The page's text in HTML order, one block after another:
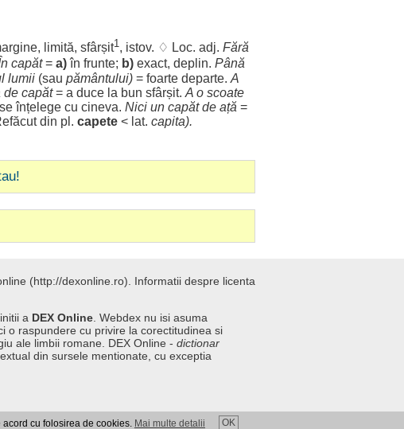
, limită, sfârșit1, istov. ♢ Loc. adj. Fără
capăt= a)în frunte; b) exact, deplin. Până
lumii (sau pământului) = foarte departe. A
de capăt= a duce la bun sfârșit. A o scoate
înțelege cu cineva. Nici un capătde ață =
din pl. capete < lat. capita).
(http://dexonline.ro). Informatii despre licenta
a DEX Online . Webdex nu isi asuma
o raspundere cu privire la corectitudinea si
ale limbii romane. DEX Online - dictionar
din sursele mentionate, cu exceptia
cu folosirea de cookies. Mai multe detalii OK